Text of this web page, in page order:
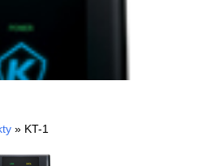
» KT-1